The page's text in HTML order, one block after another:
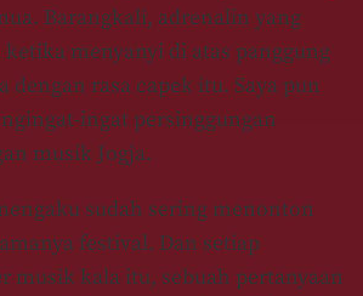
Barangkali, adrenalin yang
menyanyi di atas panggung
dengan rasa capek itu. Saya pun
ingat persinggungan
musik Jogja.
sudah sering menonton
festival. Dan setiap
musik kala itu, sebuah pertanyaan